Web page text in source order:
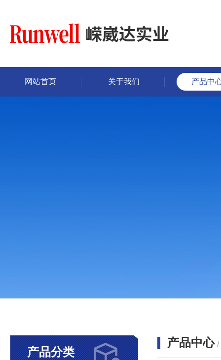
网站首页 关于我们 产品中
产品分类
产品中心 /